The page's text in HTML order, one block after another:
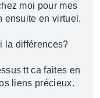
moi pour mes
ensuite en virtuel.
la différences?
tt ca faites en
liens précieux.